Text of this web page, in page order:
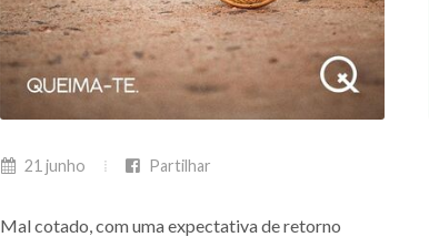
21 junho Partilhar
Mal cotado, com uma expectativa de retorno